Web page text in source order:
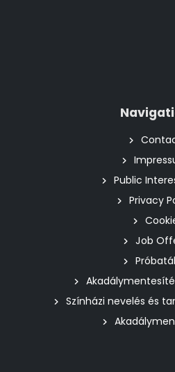
Public
Privacy
Job
Színházi nevelés és